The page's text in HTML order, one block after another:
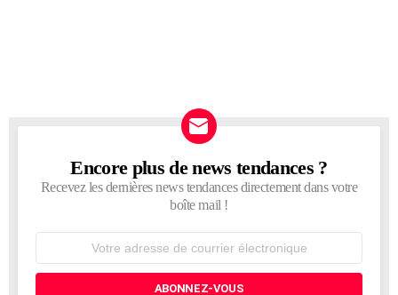
NEWSLETTER
Encore plus de news tendances ?
Recevez les dernières news tendances directement dans votre
boîte mail !
courrier